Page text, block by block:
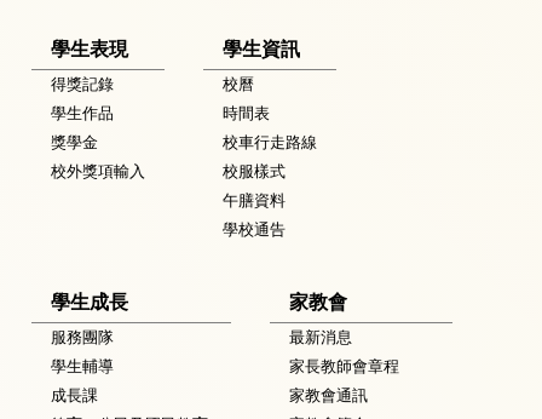
學生表現
得獎記錄
學生作品
獎學金
校外獎項輸入
學生資訊
校曆
時間表
校車行走路線
校服樣式
午膳資料
學校通告
學生成長
服務團隊
學生輔導
成長課
家教會
最新消息
家長教師會章程
家教會通訊